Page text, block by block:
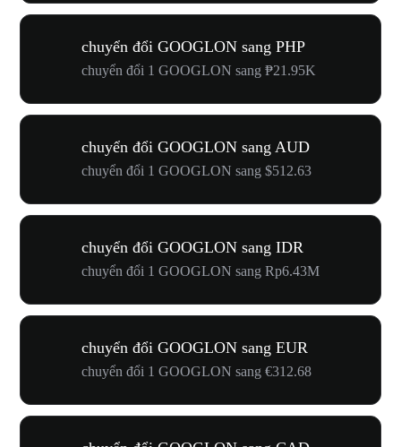
chuyển đổi GOOGLON sang PHP
chuyển đổi 1 GOOGLON sang ₱21.95K
chuyển đổi GOOGLON sang AUD
chuyển đổi 1 GOOGLON sang $512.63
chuyển đổi GOOGLON sang IDR
chuyển đổi 1 GOOGLON sang Rp6.43M
chuyển đổi GOOGLON sang EUR
chuyển đổi 1 GOOGLON sang €312.68